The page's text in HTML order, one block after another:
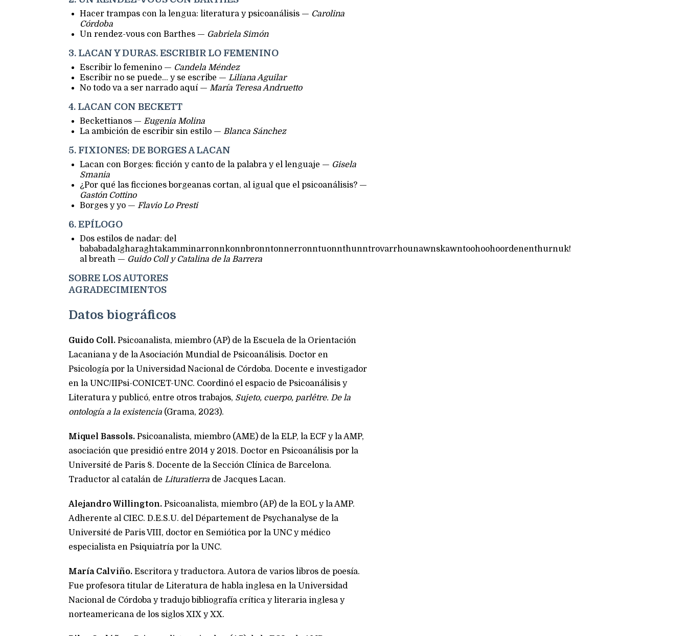
Hacer trampas con la lengua: literatura y psicoanálisis — Carolina
Córdoba
Un rendez-vous con Barthes — Gabriela Simón
3. LACAN Y DURAS. ESCRIBIR LO FEMENINO
Escribir lo femenino — Candela Méndez
Escribir no se puede… y se escribe — Liliana Aguilar
No todo va a ser narrado aquí — María Teresa Andruetto
4. LACAN CON BECKETT
Beckettianos — Eugenia Molina
La ambición de escribir sin estilo — Blanca Sánchez
5. FIXIONES: DE BORGES A LACAN
Lacan con Borges: ficción y canto de la palabra y el lenguaje — Gisela
Smania
¿Por qué las ficciones borgeanas cortan, al igual que el psicoanálisis? —
Gastón Cottino
Borges y yo — Flavio Lo Presti
6. EPÍLOGO
Dos estilos de nadar: del
bababadalgharaghtakamminarronnkonnbronntonnerronntuonnthunntrovarrhounawnskawntoohoohoordenenthurnuk!
al breath — Guido Coll y Catalina de la Barrera
SOBRE LOS AUTORES
AGRADECIMIENTOS
Datos biográficos
Guido Coll. Psicoanalista, miembro (AP) de la Escuela de la Orientación
Lacaniana y de la Asociación Mundial de Psicoanálisis. Doctor en
Psicología por la Universidad Nacional de Córdoba. Docente e investigador
en la UNC/IIPsi-CONICET-UNC. Coordinó el espacio de Psicoanálisis y
Literatura y publicó, entre otros trabajos, Sujeto, cuerpo, parlêtre. De la
ontología a la existencia (Grama, 2023).
Miquel Bassols. Psicoanalista, miembro (AME) de la ELP, la ECF y la AMP,
asociación que presidió entre 2014 y 2018. Doctor en Psicoanálisis por la
Université de Paris 8. Docente de la Sección Clínica de Barcelona.
Traductor al catalán de Lituratierra de Jacques Lacan.
Alejandro Willington. Psicoanalista, miembro (AP) de la EOL y la AMP.
Adherente al CIEC. D.E.S.U. del Département de Psychanalyse de la
Université de Paris VIII, doctor en Semiótica por la UNC y médico
especialista en Psiquiatría por la UNC.
María Calviño. Escritora y traductora. Autora de varios libros de poesía.
Fue profesora titular de Literatura de habla inglesa en la Universidad
Nacional de Córdoba y tradujo bibliografía crítica y literaria inglesa y
norteamericana de los siglos XIX y XX.